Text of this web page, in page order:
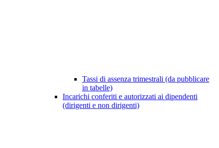
Tassi di assenza trimestrali (da pubblicare
in tabelle)
Incarichi conferiti e autorizzati ai dipendenti
(dirigenti e non dirigenti)